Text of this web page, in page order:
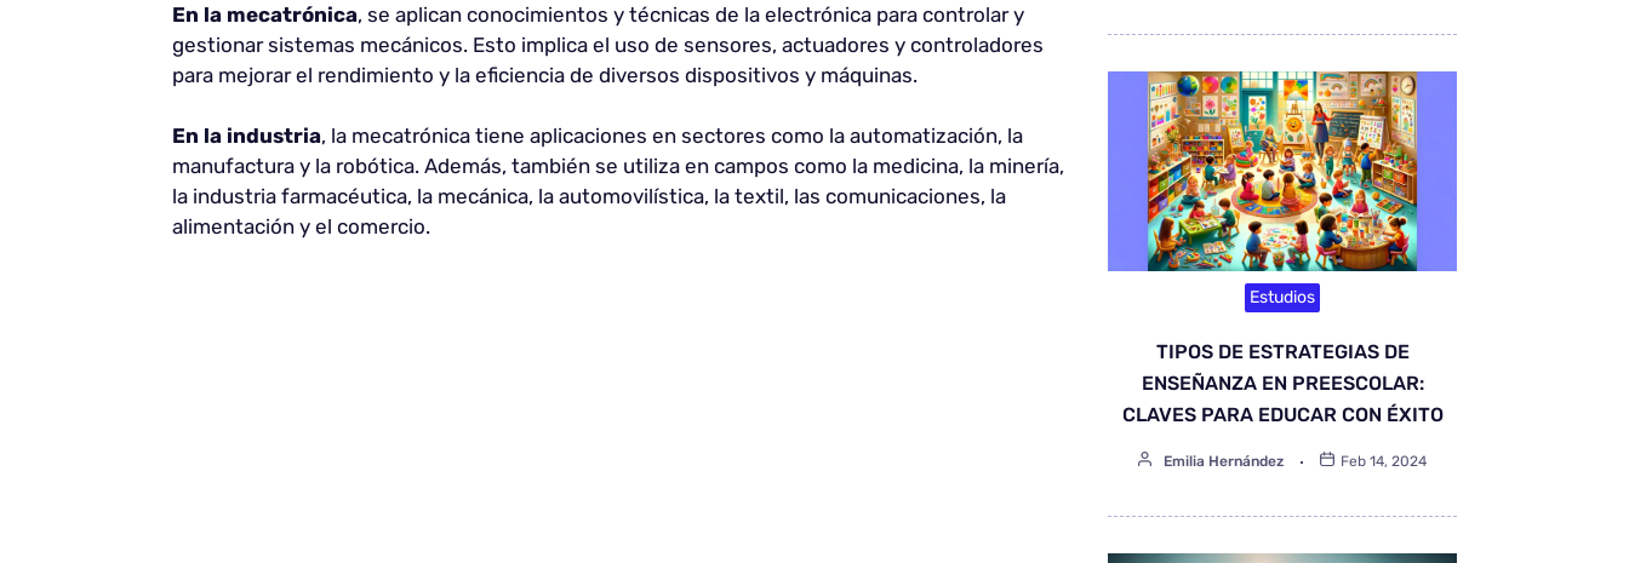
En la mecatrónica, se aplican conocimientos y técnicas de la electrónica para controlar y
gestionar sistemas mecánicos. Esto implica el uso de sensores, actuadores y controladores
para mejorar el rendimiento y la eficiencia de diversos dispositivos y máquinas.
En la industria, la mecatrónica tiene aplicaciones en sectores como la automatización, la
manufactura y la robótica. Además, también se utiliza en campos como la medicina, la minería,
la industria farmacéutica, la mecánica, la automovilística, la textil, las comunicaciones, la
alimentación y el comercio.
Estudios
TIPOS DE ESTRATEGIAS DE
ENSEÑANZA EN PREESCOLAR:
CLAVES PARA EDUCAR CON ÉXITO
Emilia Hernández Feb 14, 2024